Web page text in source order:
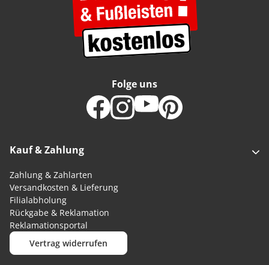
Kauf & Zahlung
Zahlung & Zahlarten
Versandkosten & Lieferung
Filialabholung
Rückgabe & Reklamation
Reklamationsportal
Vertrag widerrufen
Folge uns